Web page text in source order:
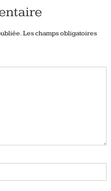
Les champs obligatoires